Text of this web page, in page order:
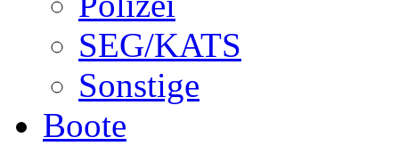
SEG/KATS
Sonstige
Boote